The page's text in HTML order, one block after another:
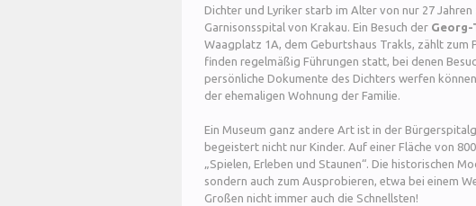
Dichter und Lyriker starb im Alter von nur 27
Garnisonsspital von Krakau. Ein Besuch der
Waagplatz 1A, dem Geburtshaus Trakls, zählt
finden regelmäßig Führungen statt, bei denen
persönliche Dokumente des Dichters werfen
der ehemaligen Wohnung der Familie.
Ein Museum ganz andere Art ist in der
begeistert nicht nur Kinder. Auf einer Fläche von
„Spielen, Erleben und Staunen“. Die historischen
sondern auch zum Ausprobieren, etwa bei einem
Großen nicht immer auch die Schnellsten!